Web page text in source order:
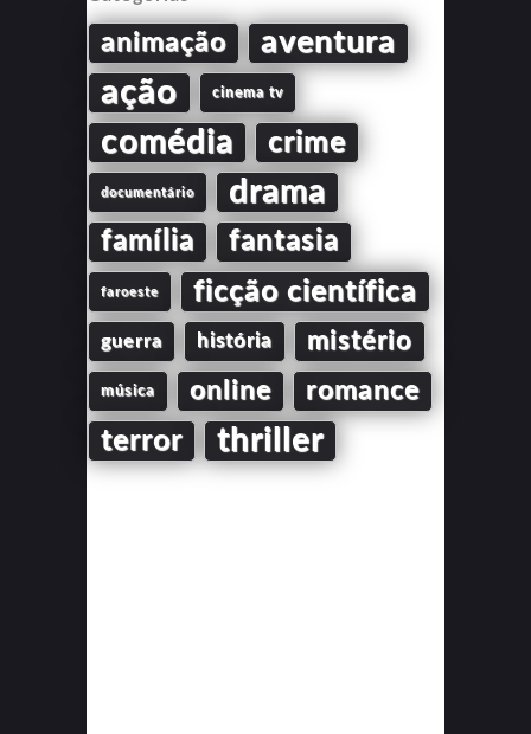
animação aventura
ação cinema tv
comédia crime
documentário drama
família fantasia
faroeste ficção científica
guerra história mistério
música online romance
terror thriller